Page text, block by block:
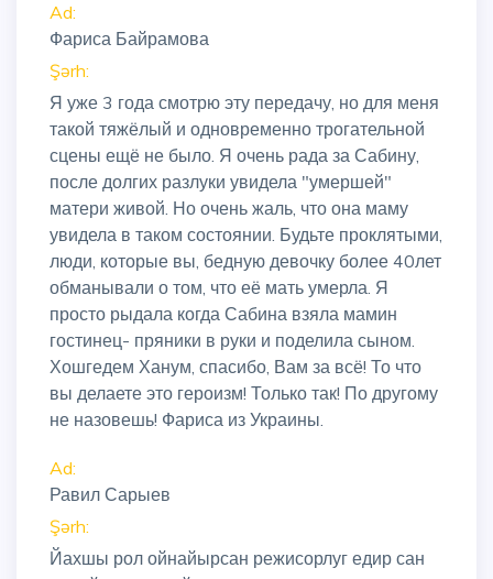
Ad:
Фариса Байрамова
Şərh:
Я уже 3 года смотрю эту передачу, но для меня
такой тяжёлый и одновременно трогательной
сцены ещё не было. Я очень рада за Сабину,
после долгих разлуки увидела "умершей"
матери живой. Но очень жаль, что она маму
увидела в таком состоянии. Будьте проклятыми,
люди, которые вы, бедную девочку более 40лет
обманывали о том, что её мать умерла. Я
просто рыдала когда Сабина взяла мамин
гостинец- пряники в руки и поделила сыном.
Хошгедем Ханум, спасибо, Вам за всё! То что
вы делаете это героизм! Только так! По другому
не назовешь! Фариса из Украины.
Ad:
Равил Сарыев
Şərh:
Йахшы рол ойнайырсан режисорлуг едир сан